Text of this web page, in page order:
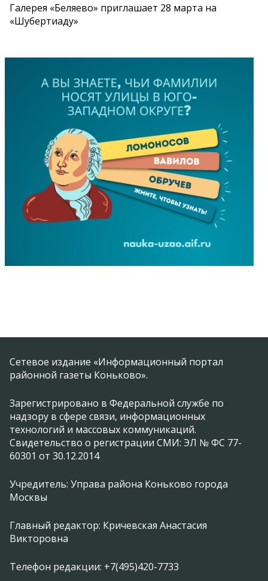
Галерея «Беляево» приглашает 28 марта на
«Шубертиаду»
Сетевое издание «Информационный портал
районной газеты Коньково».
Зарегистрировано в Федеральной службе по
надзору в сфере связи, информационных
технологий и массовых коммуникаций.
Свидетельство о регистрации СМИ: ЭЛ № ФС 77-
60301 от 30.12.2014
Учредитель: Управа района Коньково города
Москвы
Главный редактор: Кричевская Анастасия
Викторовна
Телефон редакции: +7(495)420-7733